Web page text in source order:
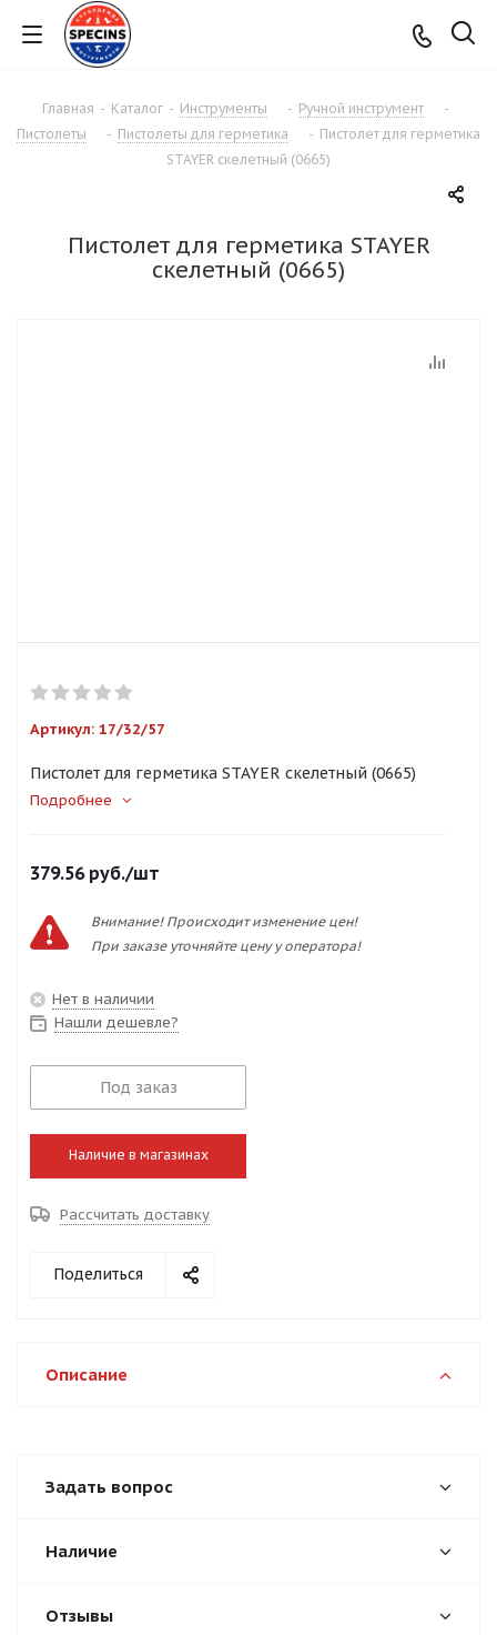
Главная - Каталог - Инструменты - Ручной инструмент
-
Пистолеты
- Пистолеты для герметика - Пистолет для герметика
STAYER скелетный (0665)
Пистолет для герметика STAYER
скелетный (0665)
Артикул: 17/32/57
Пистолет для герметика STAYER скелетный (0665)
Подробнее
379.56руб./шт
Внимание! Происходит изменение цен!
При заказе уточняйте цену у оператора!
Нет в наличии
Нашли дешевле?
Под заказ
Наличие в магазинах
Рассчитать доставку
Поделиться
Описание
Задать вопрос
Наличие
Отзывы